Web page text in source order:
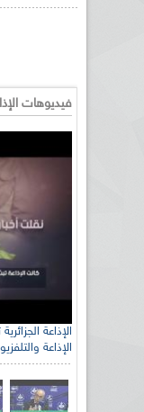
فيديوهات
الإذاعة